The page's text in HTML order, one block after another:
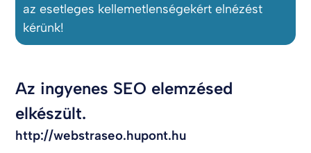
az esetleges kellemetlenségekért elnézést
kérünk!
Az ingyenes SEO elemzésed
elkészült.
http://webstraseo.hupont.hu